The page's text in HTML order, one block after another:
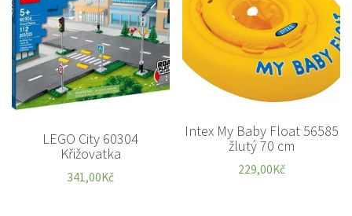
LEGO City 60304
Křižovatka
341,00Kč
Intex My Baby Float 56585
žlutý 70 cm
229,00Kč